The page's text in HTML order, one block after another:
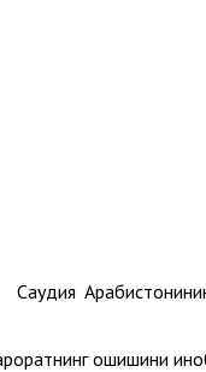
Саудия
ошишини